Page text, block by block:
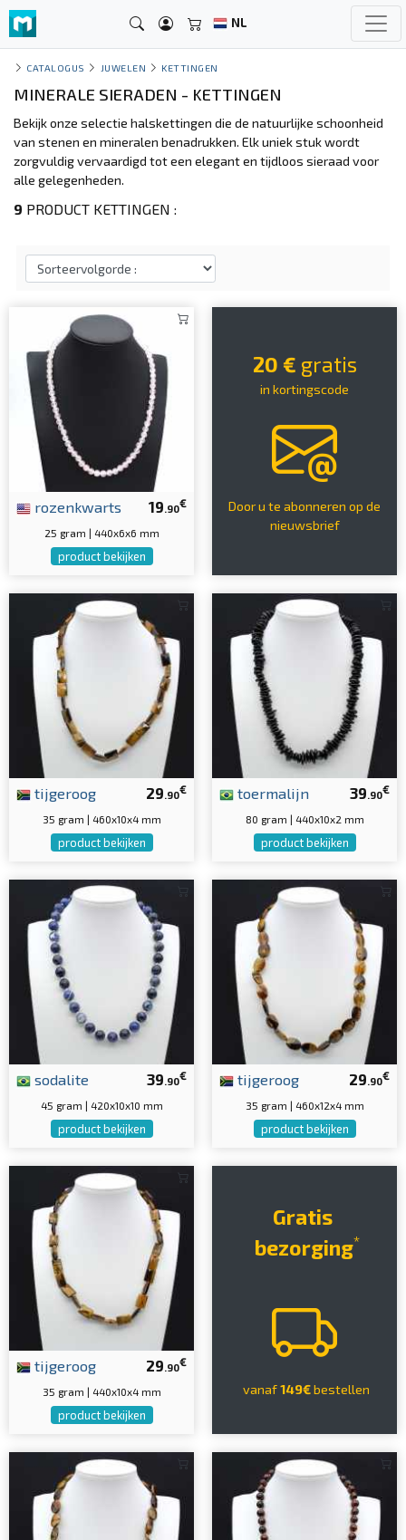
NL
CATALOGUS JUWELEN KETTINGEN
MINERALE SIERADEN - KETTINGEN
Bekijk onze selectie halskettingen die de natuurlijke schoonheid
van stenen en mineralen benadrukken. Elk uniek stuk wordt
zorgvuldig vervaardigd tot een elegant en tijdloos sieraad voor
alle gelegenheden.
9 PRODUCT KETTINGEN :
19.90€
rozenkwarts
25 gram | 440x6x6 mm
product bekijken
20 € gratis
in kortingscode
Door u te abonneren op de
nieuwsbrief
29.90€
tijgeroog
35 gram | 460x10x4 mm
product bekijken
39.90€
toermalijn
80 gram | 440x10x2 mm
product bekijken
39.90€
sodalite
45 gram | 420x10x10 mm
product bekijken
29.90€
tijgeroog
35 gram | 460x12x4 mm
product bekijken
29.90€
tijgeroog
35 gram | 440x10x4 mm
product bekijken
Gratis
bezorging*
vanaf149€bestellen